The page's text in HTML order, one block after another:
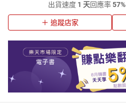
出貨速度 1 天回應率57%
追蹤店家